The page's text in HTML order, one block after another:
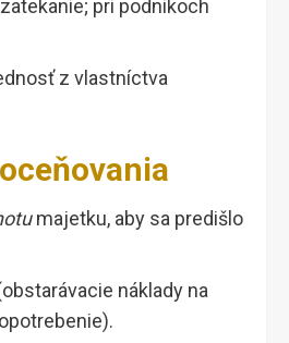
pri podnikoch
z vlastníctva
majetku, aby sa predišlo
náklady na